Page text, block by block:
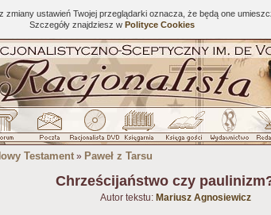
ustawień Twojej przeglądarki oznacza, że będą one
Szczegóły znajdziesz w Polityce Cookies
Testament » Paweł z Tarsu
Chrześcijaństwo czy
Autor tekstu: Mariusz Agnosiewicz